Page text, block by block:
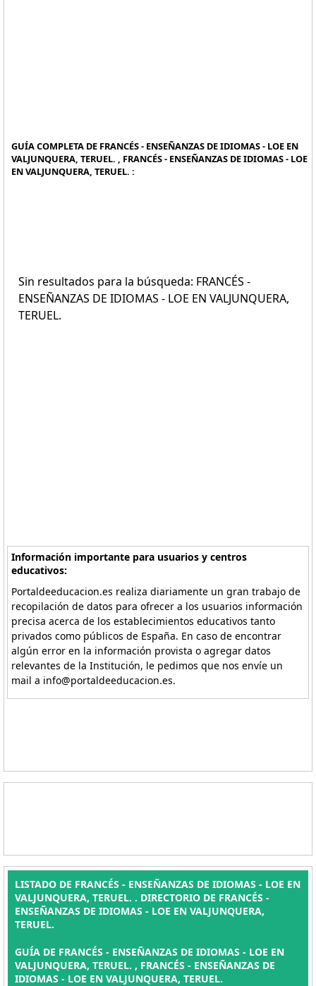
GUÍA COMPLETA DE FRANCÉS - ENSEÑANZAS DE IDIOMAS - LOE EN
VALJUNQUERA, TERUEL. , FRANCÉS - ENSEÑANZAS DE IDIOMAS - LOE
EN VALJUNQUERA, TERUEL. :
Sin resultados para la búsqueda: FRANCÉS -
ENSEÑANZAS DE IDIOMAS - LOE EN VALJUNQUERA,
TERUEL.
Información importante para usuarios y centros
educativos:
Portaldeeducacion.es realiza diariamente un gran trabajo de
recopilación de datos para ofrecer a los usuarios información
precisa acerca de los establecimientos educativos tanto
privados como públicos de España. En caso de encontrar
algún error en la información provista o agregar datos
relevantes de la Institución, le pedimos que nos envíe un
mail a info@portaldeeducacion.es.
LISTADO DE FRANCÉS - ENSEÑANZAS DE IDIOMAS - LOE EN
VALJUNQUERA, TERUEL. . DIRECTORIO DE FRANCÉS -
ENSEÑANZAS DE IDIOMAS - LOE EN VALJUNQUERA,
TERUEL.
GUÍA DE FRANCÉS - ENSEÑANZAS DE IDIOMAS - LOE EN
VALJUNQUERA, TERUEL. , FRANCÉS - ENSEÑANZAS DE
IDIOMAS - LOE EN VALJUNQUERA, TERUEL.